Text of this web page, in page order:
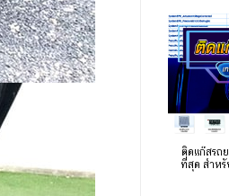
ติดแก๊สรถ
ที่สุด สำห